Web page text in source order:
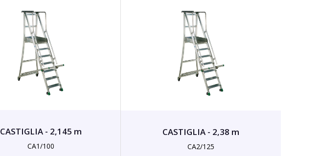
CASTIGLIA - 2,145 m
CA1/100
CASTIGLIA - 2,38 m
CA2/125